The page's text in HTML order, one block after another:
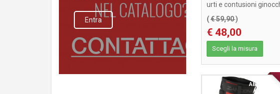
urti e contusioni
gomito, attut ...
(€ 59,90)
€ 48,00
Scegli la misura
Entra